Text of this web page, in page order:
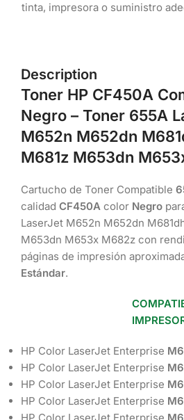
tinta, impresora o suministro
Description
Toner HP CF450A
Negro – Toner 655A
M652n M652dn
M681z M653dn
Cartucho de Toner Compatible
calidad CF450A color Negro
LaserJet M652n M652dn
M653dn M653x M682z con
páginas de impresión
Estándar.
HP Color LaserJet Enterprise
HP Color LaserJet Enterprise
HP Color LaserJet Enterprise
HP Color LaserJet Enterprise